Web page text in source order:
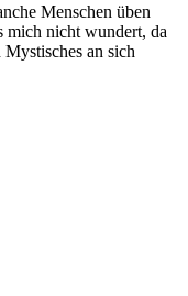
Menschen üben
mich nicht wundert, da
an sich